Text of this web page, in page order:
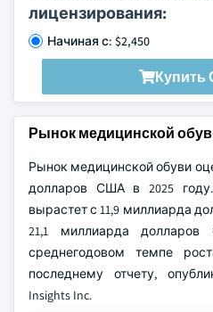
лицензирования:
Начиная с: $2,450
Купить
Рынок медицинской
Рынок медицинской обуви
долларов США в 2025
вырастет с 11,9 миллиарда
21,1 миллиарда
среднегодовом темпе
последнему отчету,
Insights Inc.